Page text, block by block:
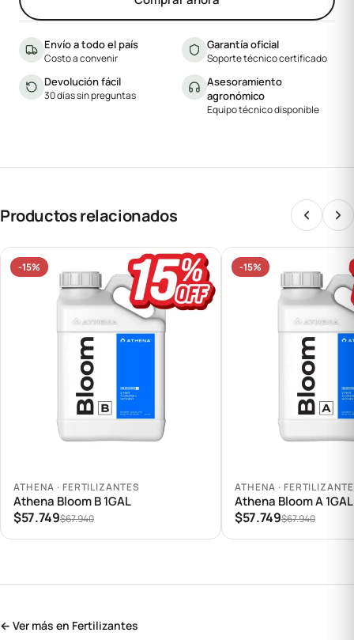
Envío a todo el país
Costo a convenir
Garantía oficial
Soporte técnico certificado
Devolución fácil
30 días sin preguntas
Asesoramiento
agronómico
Equipo técnico disponible
Productos relacionados
-15%
Agregar al carrito
ATHENA · FERTILIZANTES
Athena Bloom B 1GAL
$57.749$67.940
-15%
Agregar al carrito
ATHENA ·
Athena Bloom A 1GAL
$57.749$67.940
← Ver más en Fertilizantes